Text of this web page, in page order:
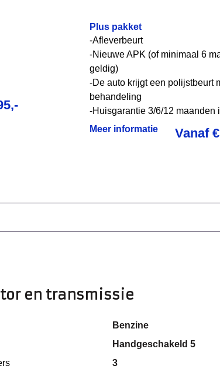
Plus pakket
-Afleverbeurt
-Nieuwe APK (of minimaal 6
geldig)
-De auto krijgt een polijstbeurt
behandeling
-Huisgarantie 3/6/12 maanden
overleg
Meer informatie Vanaf
en transmissie
Benzine
Handgeschakeld 5
3